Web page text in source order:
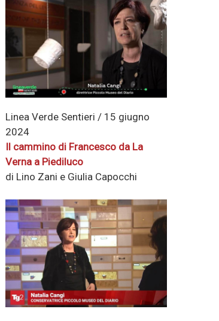
Linea Verde Sentieri / 15 giugno
2024
Il cammino di Francesco da La
Verna a Piediluco
di Lino Zani e Giulia Capocchi